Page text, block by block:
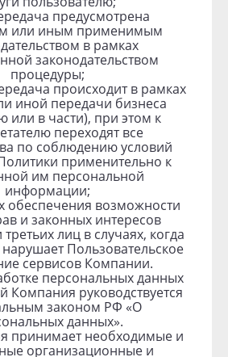
предусмотрена
или иным применимым
в рамках
законодательством
процедуры;
происходит в рамках
иной передачи бизнеса
или в части), при этом к
переходят все
по соблюдению условий
применительно к
им персональной
информации;
обеспечения возможности
и законных интересов
лиц в случаях, когда
Пользовательское
сервисов Компании.
персональных данных
Компания руководствуется
законом РФ «О
данных».
принимает необходимые и
организационные и